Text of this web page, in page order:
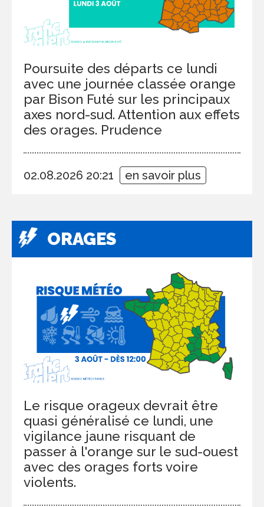
Poursuite des départs ce lundi
avec une journée classée orange
par Bison Futé sur les principaux
axes nord-sud. Attention aux effets
des orages. Prudence
02.08.2026 20:21 en savoir plus
ORAGES
Le risque orageux devrait être
quasi généralisé ce lundi, une
vigilance jaune risquant de
passer à l'orange sur le sud-ouest
avec des orages forts voire
violents.